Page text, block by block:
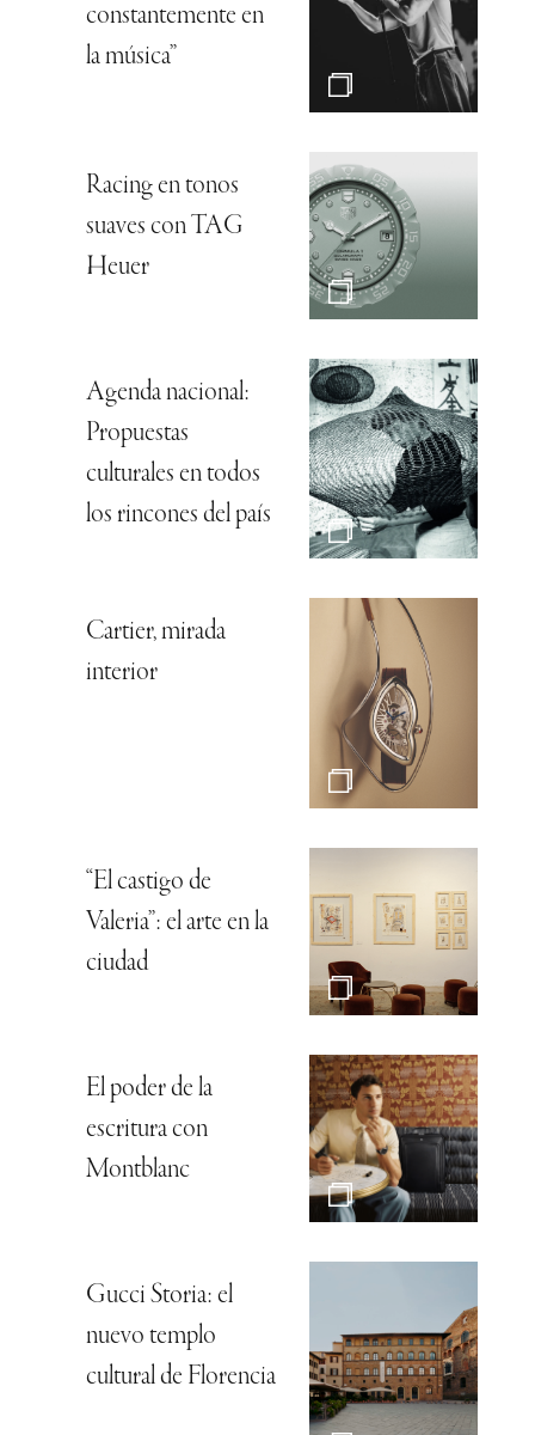
constantemente en
la música”
Racing en tonos
suaves con TAG
Heuer
Agenda nacional:
Propuestas
culturales en todos
los rincones del país
Cartier, mirada
interior
“El castigo de
Valeria”: el arte en la
ciudad
El poder de la
escritura con
Montblanc
Gucci Storia: el
nuevo templo
cultural de Florencia